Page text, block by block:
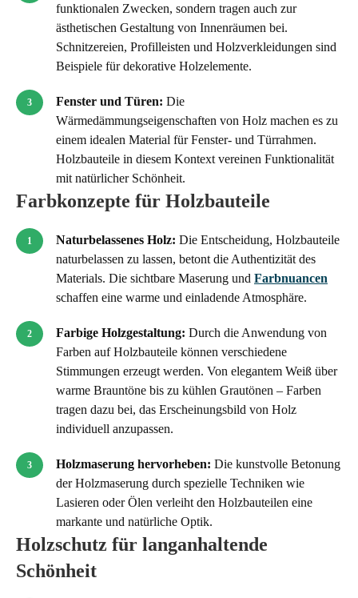
funktionalen Zwecken, sondern tragen auch zur
ästhetischen Gestaltung von Innenräumen bei.
Schnitzereien, Profilleisten und Holzverkleidungen sind
Beispiele für dekorative Holzelemente.
Fenster und Türen: Die
Wärmedämmungseigenschaften von Holz machen es zu
einem idealen Material für Fenster- und Türrahmen.
Holzbauteile in diesem Kontext vereinen Funktionalität
mit natürlicher Schönheit.
Farbkonzepte für Holzbauteile
Naturbelassenes Holz: Die Entscheidung, Holzbauteile
naturbelassen zu lassen, betont die Authentizität des
Materials. Die sichtbare Maserung und Farbnuancen
schaffen eine warme und einladende Atmosphäre.
Farbige Holzgestaltung: Durch die Anwendung von
Farben auf Holzbauteile können verschiedene
Stimmungen erzeugt werden. Von elegantem Weiß über
warme Brauntöne bis zu kühlen Grautönen – Farben
tragen dazu bei, das Erscheinungsbild von Holz
individuell anzupassen.
Holzmaserung hervorheben: Die kunstvolle Betonung
der Holzmaserung durch spezielle Techniken wie
Lasieren oder Ölen verleiht den Holzbauteilen eine
markante und natürliche Optik.
Holzschutz für langanhaltende
Schönheit